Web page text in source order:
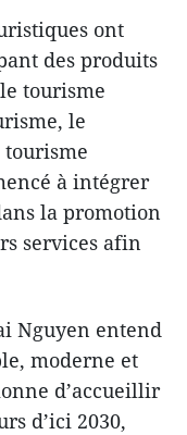
ont
des produits
tourisme
le
à intégrer
la promotion
services afin
Nguyen entend
moderne et
d’accueillir
d’ici 2030,